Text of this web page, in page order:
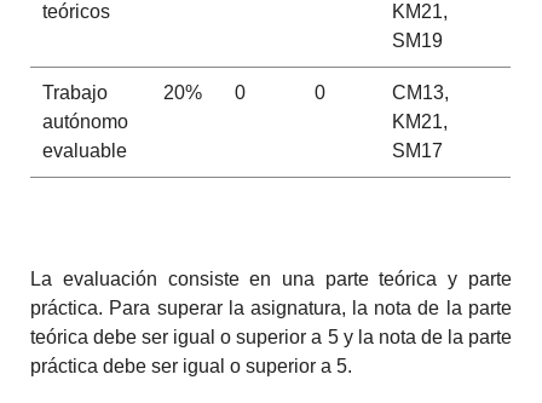
teóricos
KM21,
SM19
Trabajo
autónomo
evaluable
20% 0 0
CM13,
KM21,
SM17
La evaluación consiste en una parte teórica y parte
práctica. Para superar la asignatura, la nota de la parte
teórica debe ser igual o superior a 5 y la nota de la parte
práctica debe ser igual o superior a 5.